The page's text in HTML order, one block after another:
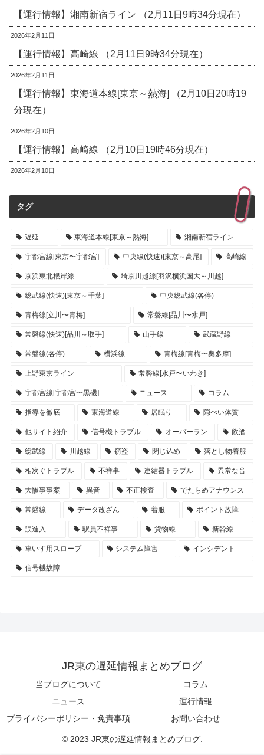
【運行情報】湘南新宿ライン （2月11日9時34分現在）
2026年2月11日
【運行情報】高崎線 （2月11日9時34分現在）
2026年2月11日
【運行情報】東海道本線[東京～熱海] （2月10日20時19
分現在）
2026年2月10日
【運行情報】高崎線 （2月10日19時46分現在）
2026年2月10日
タグ
遅延 東海道本線[東京～熱海] 湘南新宿ライン
宇都宮線[東京〜宇都宮] 中央線(快速)[東京～高尾] 高崎線
京浜東北根岸線 埼京川越線[羽沢横浜国大～川越]
総武線(快速)[東京～千葉] 中央総武線(各停)
青梅線[立川〜青梅] 常磐線[品川〜水戸]
常磐線(快速)[品川～取手] 山手線 武蔵野線
常磐線(各停) 横浜線 青梅線[青梅〜奥多摩]
上野東京ライン 常磐線[水戸〜いわき]
宇都宮線[宇都宮〜黒磯] ニュース コラム
指導を徹底 東海道線 居眠り 隠ぺい体質
他サイト紹介 信号機トラブル オーバーラン 飲酒
総武線 川越線 窃盗 閉じ込め 落とし物着服
相次ぐトラブル 不祥事 連結器トラブル 異常な音
大惨事事案 異音 不正検査 でたらめアナウンス
常磐線 データ改ざん 着服 ポイント故障
誤進入 駅員不祥事 貨物線 新幹線
車いす用スロープ システム障害 インシデント
信号機故障
JR東の遅延情報まとめブログ
当ブログについて
コラム
ニュース
運行情報
プライバシーポリシー・免責事項
お問い合わせ
© 2023 JR東の遅延情報まとめブログ.